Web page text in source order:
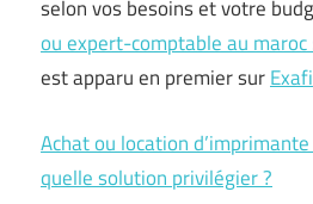
selon vos besoins et votre
ou expert-comptable au maroc
est apparu en premier surExafi
Achat ou location
quelle solution privilégier ?